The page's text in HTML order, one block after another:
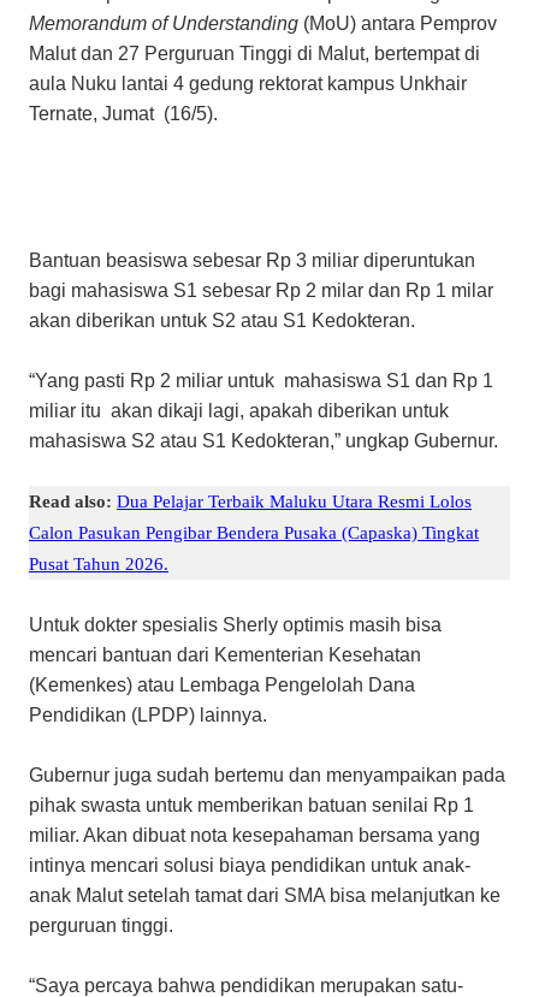
Memorandum of Understanding (MoU) antara Pemprov
Malut dan 27 Perguruan Tinggi di Malut, bertempat di
aula Nuku lantai 4 gedung rektorat kampus Unkhair
Ternate, Jumat (16/5).
Bantuan beasiswa sebesar Rp 3 miliar diperuntukan
bagi mahasiswa S1 sebesar Rp 2 milar dan Rp 1 milar
akan diberikan untuk S2 atau S1 Kedokteran.
“Yang pasti Rp 2 miliar untuk mahasiswa S1 dan Rp 1
miliar itu akan dikaji lagi, apakah diberikan untuk
mahasiswa S2 atau S1 Kedokteran,” ungkap Gubernur.
Read also: Dua Pelajar Terbaik Maluku Utara Resmi Lolos
Calon Pasukan Pengibar Bendera Pusaka (Capaska) Tingkat
Pusat Tahun 2026.
Untuk dokter spesialis Sherly optimis masih bisa
mencari bantuan dari Kementerian Kesehatan
(Kemenkes) atau Lembaga Pengelolah Dana
Pendidikan (LPDP) lainnya.
Gubernur juga sudah bertemu dan menyampaikan pada
pihak swasta untuk memberikan batuan senilai Rp 1
miliar. Akan dibuat nota kesepahaman bersama yang
intinya mencari solusi biaya pendidikan untuk anak-
anak Malut setelah tamat dari SMA bisa melanjutkan ke
perguruan tinggi.
“Saya percaya bahwa pendidikan merupakan satu-